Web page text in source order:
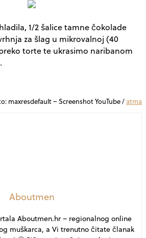
1/2 šalice tamne čokolade
za šlag u mikrovalnoj (40
torte te ukrasimo naribanom
maxresdefault – Screenshot YouTube /atma
Aboutmen
Aboutmen.hr – regionalnog online
muškarca, a Vi trenutno čitate članak